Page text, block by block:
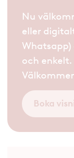
Nu
eller
och enkelt.
Boka